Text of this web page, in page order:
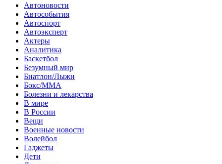
Автоновости
Автособытия
Автоспорт
Автоэксперт
Актеры
Аналитика
Баскетбол
Безумный мир
Биатлон/Лыжи
Бокс/MMA
Болезни и лекарства
В мире
В России
Вещи
Военные новости
Волейбол
Гаджеты
Дети